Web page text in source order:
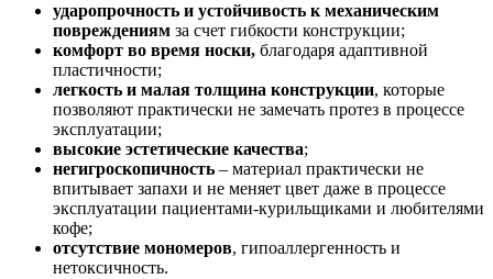
ударопрочность и устойчивость к механическим
повреждениям за счет гибкости конструкции;
комфорт во время носки, благодаря адаптивной
пластичности;
легкость и малая толщина конструкции, которые
позволяют практически не замечать протез в процессе
эксплуатации;
высокие эстетические качества;
негигроскопичность – материал практически не
впитывает запахи и не меняет цвет даже в процессе
эксплуатации пациентами-курильщиками и любителями
кофе;
отсутствие мономеров, гипоаллергенность и
нетоксичность.